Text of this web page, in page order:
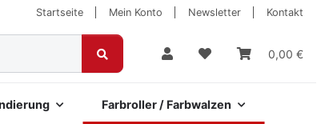
Startseite Mein Konto Newsletter Kontakt
0,00 €
Farbroller / Farbwalzen